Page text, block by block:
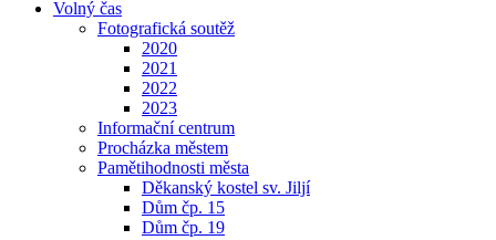
Volný čas
Fotografická soutěž
2020
2021
2022
2023
Informační centrum
Procházka městem
Pamětihodnosti města
Děkanský kostel sv. Jiljí
Dům čp. 15
Dům čp. 19